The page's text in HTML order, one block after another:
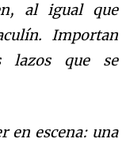
al igual que
Importan
lazos que se
en escena: una